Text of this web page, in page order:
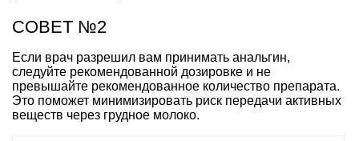
СОВЕТ №2
Если врач разрешил вам принимать анальгин,
следуйте рекомендованной дозировке и не
превышайте рекомендованное количество препарата.
Это поможет минимизировать риск передачи активных
веществ через грудное молоко.